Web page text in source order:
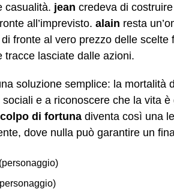
casualità. jean credeva di
all’imprevisto. alain resta
fronte al vero prezzo delle
tracce lasciate dalle azioni.
soluzione semplice: la mortalità
e a riconoscere che la vita
colpo di fortuna diventa così una
dove nulla può garantire un